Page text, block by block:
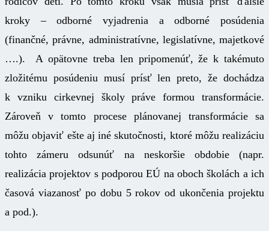
kroky – odborné vyjadrenia a odborné posúdenia
(finančné, právne, administratívne, legislatívne, majetkové
….). A opätovne treba len pripomenúť, že k takémuto
zložitému posúdeniu musí prísť len preto, že dochádza
k vzniku cirkevnej školy práve formou transformácie.
Zároveň v tomto procese plánovanej transformácie sa
môžu objaviť ešte aj iné skutočnosti, ktoré môžu realizáciu
tohto zámeru odsunúť na neskoršie obdobie (napr.
realizácia projektov s podporou EÚ na oboch školách a ich
časová viazanosť po dobu 5 rokov od ukončenia projektu
a pod.).